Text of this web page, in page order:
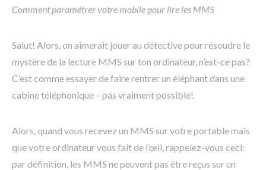
Comment paramétrer votre mobile pour lire les MMS
Salut! Alors, on aimerait jouer au détective pour résoudre le
mystère de la lecture MMS sur ton ordinateur, n’est-ce pas?
C’est comme essayer de faire rentrer un éléphant dans une
cabine téléphonique – pas vraiment possible!
Alors, quand vous recevez un MMS sur votre portable mais
que votre ordinateur vous fait de l’œil, rappelez-vous ceci:
par définition, les MMS ne peuvent pas être reçus sur un